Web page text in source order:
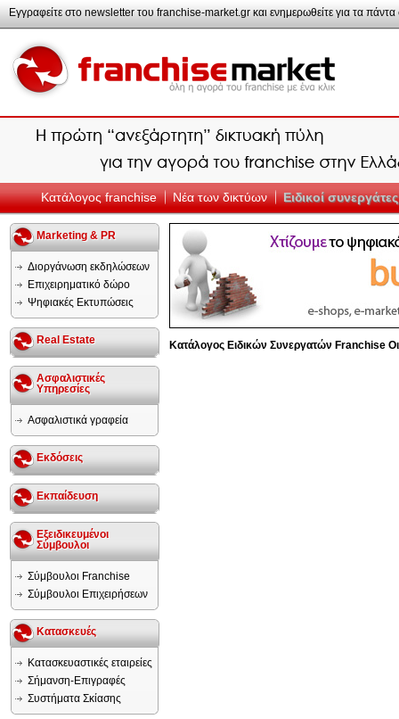
Κατάλογος franchise Νέα των δικτύων Ειδικοί συνεργάτες
Marketing & PR
Διοργάνωση εκδηλώσεων
Επιχειρηματικό δώρο
Ψηφιακές Εκτυπώσεις
Real Estate
Ασφαλιστικές
Υπηρεσίες
Ασφαλιστικά γραφεία
Εκδόσεις
Εκπαίδευση
Εξειδικευμένοι
Σύμβουλοι
Σύμβουλοι Franchise
Σύμβουλοι Επιχειρήσεων
Κατασκευές
Κατασκευαστικές εταιρείες
Σήμανση-Επιγραφές
Συστήματα Σκίασης
Κατάλογος Ειδικών Συνεργατών Franchise
Εγγραφείτε στο newsletter του franchise-market.gr και ενημερωθείτε για τα πάντα